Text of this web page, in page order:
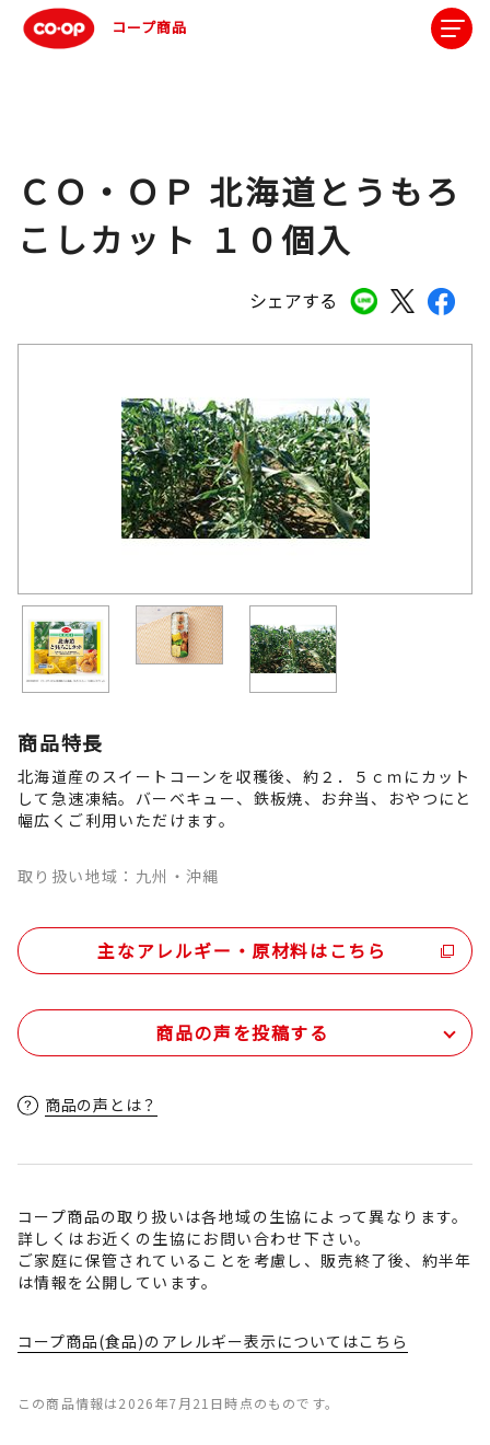
コープ商品
シェアする
ＣＯ・ＯＰ 北海道とうもろ
こしカット １０個入
商品特長
北海道産のスイートコーンを収穫後、約２．５ｃｍにカット
して急速凍結。バーベキュー、鉄板焼、お弁当、おやつにと
幅広くご利用いただけます。
取り扱い地域：九州・沖縄
主なアレルギー・原材料はこちら
商品の声を投稿する
商品の声とは？
コープ商品の取り扱いは各地域の生協によって異なります。
詳しくはお近くの生協にお問い合わせ下さい。
ご家庭に保管されていることを考慮し、販売終了後、約半年
は情報を公開しています。
コープ商品(食品)のアレルギー表示についてはこちら
この商品情報は2026年7月21日時点のものです。